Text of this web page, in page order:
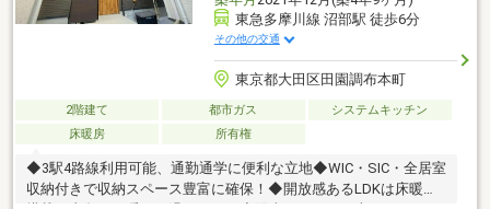
東急多摩川線 沼部駅 徒歩6分
その他の交通
東京都大田区田園調布本町
2階建て 都市ガス
システムキッチン
床暖房
所有権
◆3駅4路線利用可能、通勤通学に便利な立地◆WIC・SIC・全居室
収納付きで収納スペース豊富に確保！◆開放感あるLDKは床暖房